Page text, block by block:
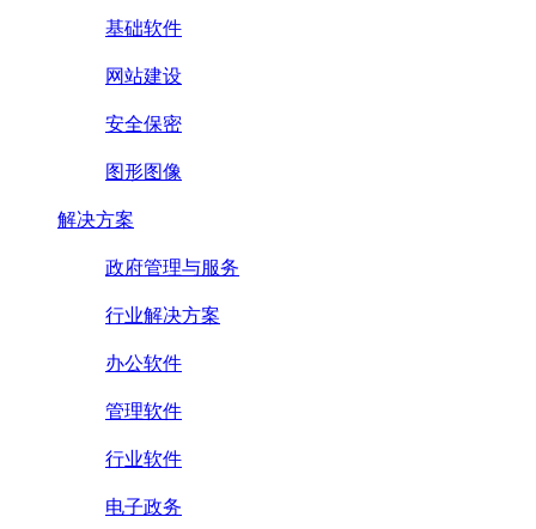
基础软件
网站建设
安全保密
图形图像
解决方案
政府管理与服务
行业解决方案
办公软件
管理软件
行业软件
电子政务